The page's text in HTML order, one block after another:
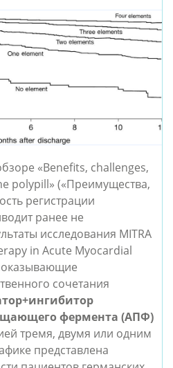
«Benefits, challenges,
polypill» («Преимущества,
регистрации
ранее не
исследования MITRA
in Acute Myocardial
сочетания
фермента (АПФ)
тремя, двумя или одним
представлена